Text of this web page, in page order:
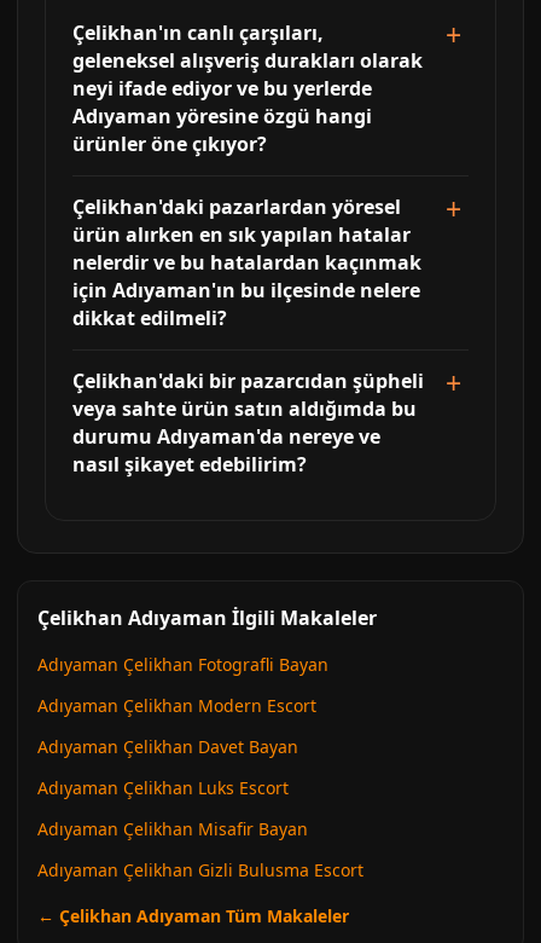
Çelikhan'ın canlı çarşıları,
geleneksel alışveriş durakları olarak
neyi ifade ediyor ve bu yerlerde
Adıyaman yöresine özgü hangi
ürünler öne çıkıyor?
Çelikhan'daki pazarlardan yöresel
ürün alırken en sık yapılan hatalar
nelerdir ve bu hatalardan kaçınmak
için Adıyaman'ın bu ilçesinde nelere
dikkat edilmeli?
Çelikhan'daki bir pazarcıdan şüpheli
veya sahte ürün satın aldığımda bu
durumu Adıyaman'da nereye ve
nasıl şikayet edebilirim?
Çelikhan Adıyaman İlgili Makaleler
Adıyaman Çelikhan Fotografli Bayan
Adıyaman Çelikhan Modern Escort
Adıyaman Çelikhan Davet Bayan
Adıyaman Çelikhan Luks Escort
Adıyaman Çelikhan Misafir Bayan
Adıyaman Çelikhan Gizli Bulusma Escort
← Çelikhan Adıyaman Tüm Makaleler